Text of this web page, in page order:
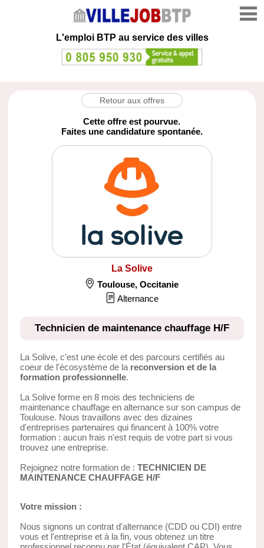
L'emploi BTP au service des villes
Retour aux offres
Cette offre est pourvue.
Faites une candidature spontanée.
La Solive
Toulouse,Occitanie
Alternance
Technicien de maintenance chauffage H/F
La Solive, c'est une école et des parcours certifiés au
coeur de l'écosystème de la reconversion et de la
formation professionnelle.
La Solive forme en 8 mois des techniciens de
maintenance chauffage en alternance sur son campus de
Toulouse. Nous travaillons avec des dizaines
d'entreprises partenaires qui financent à 100% votre
formation : aucun frais n'est requis de votre part si vous
trouvez une entreprise.
Rejoignez notre formation de : TECHNICIEN DE
MAINTENANCE CHAUFFAGE H/F
Votre mission :
Nous signons un contrat d'alternance (CDD ou CDI) entre
vous et l'entreprise et à la fin, vous obtenez un titre